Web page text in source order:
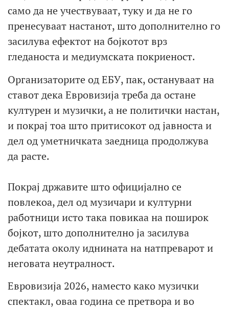
само да не учествуваат, туку и да не го
пренесуваат настанот, што дополнително го
засилува ефектот на бојкотот врз
гледаноста и медиумската покриеност.
Организаторите од ЕБУ, пак, остануваат на
ставот дека Евровизија треба да остане
културен и музички, а не политички настан,
и покрај тоа што притисокот од јавноста и
дел од уметничката заедница продолжува
да расте.
Покрај државите што официјално се
повлекоа, дел од музичари и културни
работници исто така повикаа на поширок
бојкот, што дополнително ја засилува
дебатата околу иднината на натпреварот и
неговата неутралност.
Евровизија 2026, наместо како музички
спектакл, оваа година се претвора и во